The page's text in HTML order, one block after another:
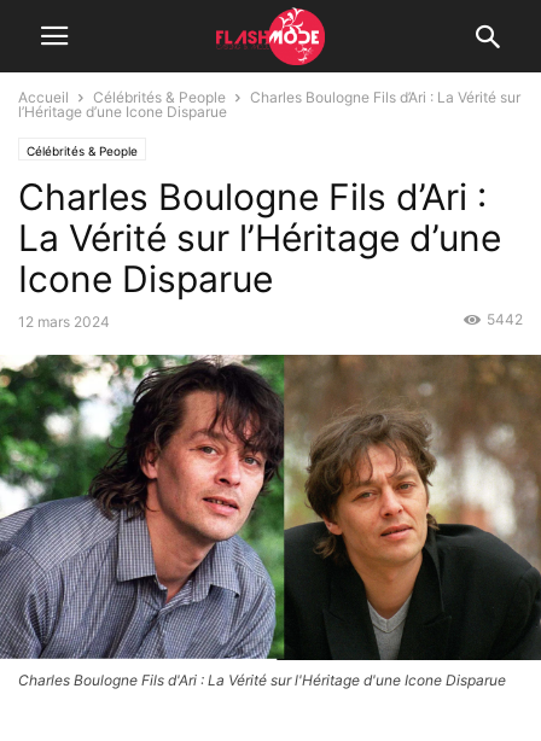
Accueil Célébrités & People
Charles Boulogne Fils d’Ari : La Vérité sur
l’Héritage d’une Icone Disparue
Célébrités & People
Charles Boulogne Fils d’Ari :
La Vérité sur l’Héritage d’une
Icone Disparue
12 mars 2024 5442
Charles Boulogne Fils d'Ari : La Vérité sur l'Héritage d'une Icone Disparue